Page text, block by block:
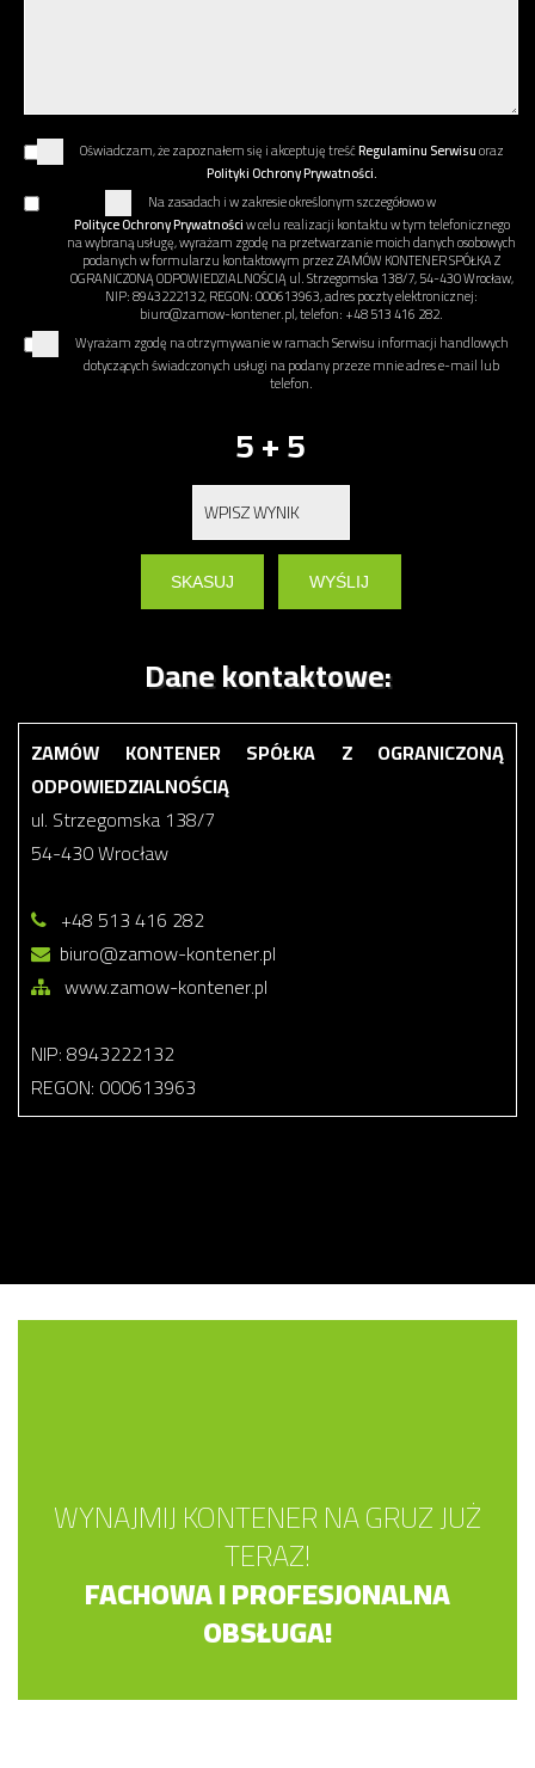
Oświadczam, że zapoznałem się i akceptuję treśćRegulaminu Serwisuoraz
Polityki Ochrony Prywatności.
Na zasadach i w zakresie określonym szczegółowo w
Polityce Ochrony Prywatnościw celu realizacji kontaktu w tym telefonicznego
na wybraną usługę, wyrażam zgodę na przetwarzanie moich danych osobowych
podanych w formularzu kontaktowym przez ZAMÓW KONTENER SPÓŁKA Z
OGRANICZONĄ ODPOWIEDZIALNOŚCIĄ ul. Strzegomska 138/7, 54-430 Wrocław,
NIP: 8943222132, REGON: 000613963, adres poczty elektronicznej:
biuro@zamow-kontener.pl, telefon: +48 513 416 282.
Wyrażam zgodę na otrzymywanie w ramach Serwisu informacji handlowych
dotyczących świadczonych usługi na podany przeze mnie adres e-mail lub
telefon.
5 + 5
Dane kontaktowe:
ZAMÓW KONTENER SPÓŁKA Z OGRANICZONĄ
ODPOWIEDZIALNOŚCIĄ
ul. Strzegomska 138/7
54-430 Wrocław
+48 513 416 282
biuro@zamow-kontener.pl
www.zamow-kontener.pl
NIP: 8943222132
REGON: 000613963
WYNAJMIJ KONTENER NA GRUZ JUŻ
TERAZ!
FACHOWA I PROFESJONALNA
OBSŁUGA!